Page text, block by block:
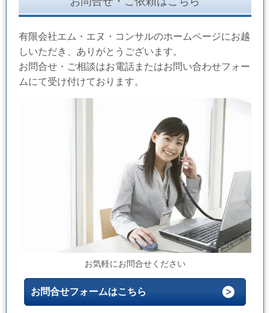
有限会社エム・エヌ・コンサルのホームページにお越
しいただき、ありがとうございます。
お問合せ・ご相談はお電話またはお問い合わせフォー
ムにて受け付けております。
お気軽にお問合せください
お問合せフォームはこちら